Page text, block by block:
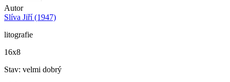
Autor
Slíva Jiří (1947)
litografie
16x8
Stav: velmi dobrý